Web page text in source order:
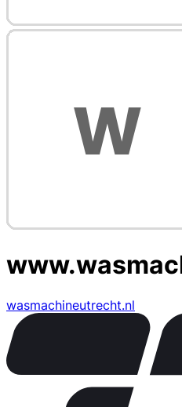
wasmachineutrecht.nl